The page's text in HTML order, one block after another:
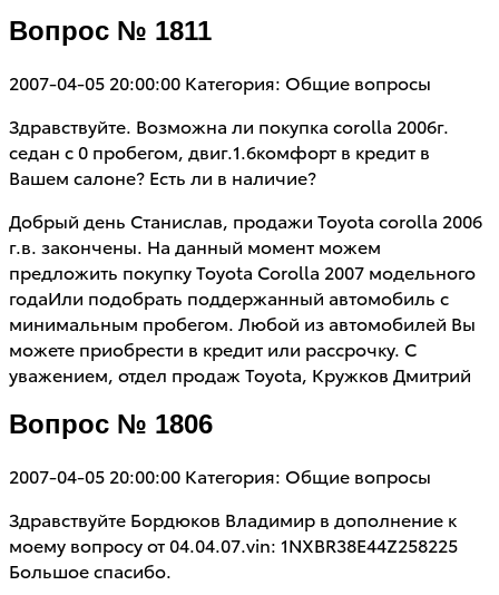
Вопрос № 1811
2007-04-05 20:00:00 Категория: Общие вопросы
Здравствуйте. Возможна ли покупка corolla 2006г.
седан с 0 пробегом, двиг.1.6комфорт в кредит в
Вашем салоне? Есть ли в наличие?
Добрый день Станислав, продажи Toyota corolla 2006
г.в. закончены. На данный момент можем
предложить покупку Toyota Corolla 2007 модельного
годаИли подобрать поддержанный автомобиль с
минимальным пробегом. Любой из автомобилей Вы
можете приобрести в кредит или рассрочку. С
уважением, отдел продаж Toyota, Кружков Дмитрий
Вопрос № 1806
2007-04-05 20:00:00 Категория: Общие вопросы
Здравствуйте Бордюков Владимир в дополнение к
моему вопросу от 04.04.07.vin: 1NXBR38E44Z258225
Большое спасибо.